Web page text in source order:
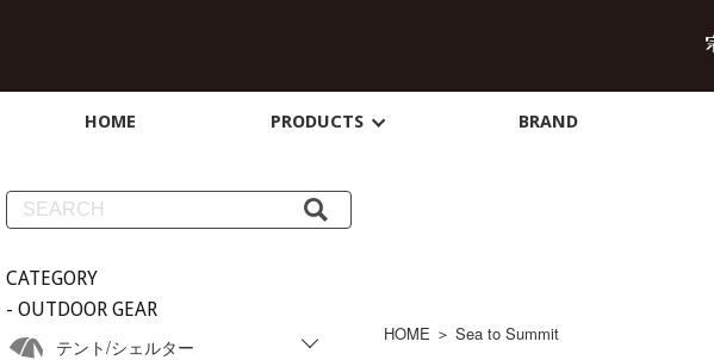
HOME PRODUCTS BRAND
CATEGORY
- OUTDOOR GEAR
テント/シェルター
HOME ＞ Sea to Summit